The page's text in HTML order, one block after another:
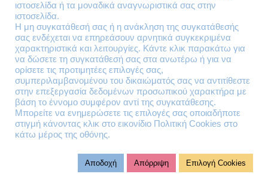
Διεύθυνση
Θηβών 220
Άγιος Ιωάννης
Ρέντης
Τ.Κ. 182 33
Email
contact@lazarakis.gr
ιστοσελίδα ή τα μοναδικά αναγνωριστικά σας στην
ιστοσελίδα.
Η μη συγκατάθεσή σας ή η ανάκληση της συγκατάθεσής
σας ενδέχεται να επηρεάσουν αρνητικά συγκεκριμένα
χαρακτηριστικά και λειτουργίες. Κάντε κλικ παρακάτω για
να δώσετε τη συγκατάθεσή σας στα ανωτέρω ή για να
ορίσετε τις προτιμητέες επιλογές σας,
συμπεριλαμβανομένου του δικαιώματός σας να αντιτίθεστε
στην επεξεργασία δεδομένων προσωπικού χαρακτήρα με
βάση το έννομο συμφέρον αντί της συγκατάθεσης.
Μπορείτε να ενημερώσετε τις επιλογές σας οποιαδήποτε
στιγμή κάνοντας κλικ στο εικονίδιο Πολιτική Cookies στο
κάτω μέρος της οθόνης.
Αποδοχή Απόρριψη Επιλογή Cookies